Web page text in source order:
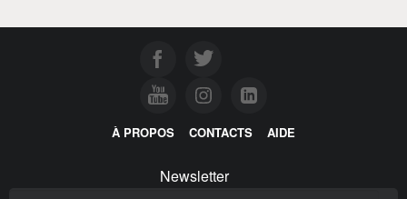
À PROPOS CONTACTS AIDE
Newsletter